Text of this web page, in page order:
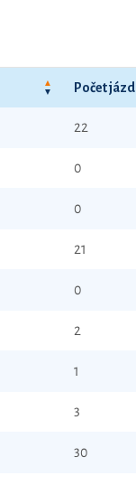
Počet jázd
22
0
0
21
0
2
1
3
30